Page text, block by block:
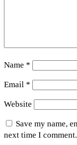
Name *
Email *
Website
Save my name,
next time I comment.